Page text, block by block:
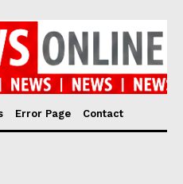
Error Page Contact